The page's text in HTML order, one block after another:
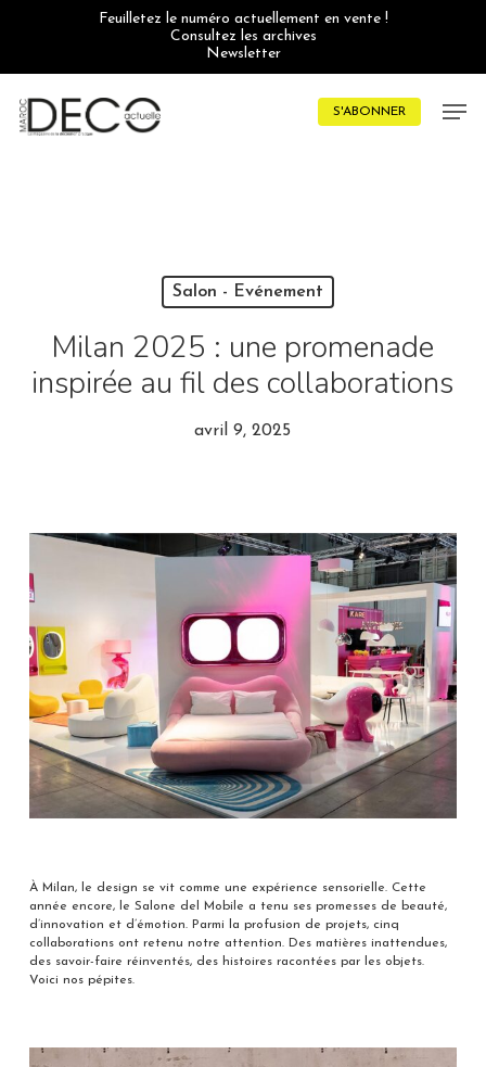
Feuilletez le numéro actuellement en vente !
Consultez les archives
Newsletter
S'ABONNER
Salon - Evénement
Milan 2025 : une promenade
inspirée au fil des collaborations
avril 9, 2025
À Milan, le design se vit comme une expérience sensorielle. Cette
année encore, le Salone del Mobile a tenu ses promesses de beauté,
d’innovation et d’émotion. Parmi la profusion de projets, cinq
collaborations ont retenu notre attention. Des matières inattendues,
des savoir-faire réinventés, des histoires racontées par les objets.
Voici nos pépites.